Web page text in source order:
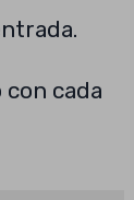
cada